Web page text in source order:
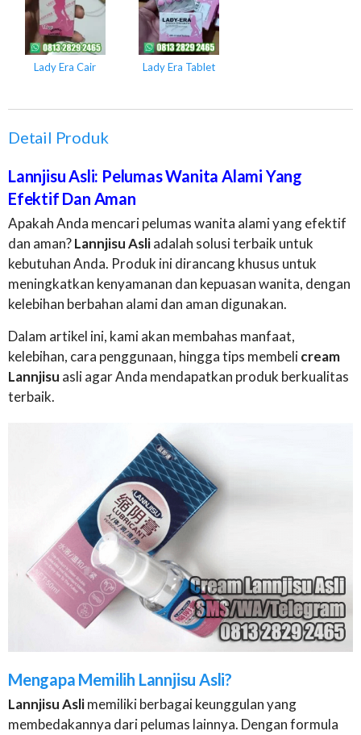
Lady Era Cair Lady Era Tablet
Detail Produk
Lannjisu Asli: Pelumas Wanita Alami Yang
Efektif Dan Aman
Apakah Anda mencari pelumas wanita alami yang efektif
dan aman?Lannjisu Asliadalah solusi terbaik untuk
kebutuhan Anda. Produk ini dirancang khusus untuk
meningkatkan kenyamanan dan kepuasan wanita, dengan
kelebihan berbahan alami dan aman digunakan.
Dalam artikel ini, kami akan membahas manfaat,
kelebihan, cara penggunaan, hingga tips membelicream
Lannjisu asli agar Anda mendapatkan produk berkualitas
terbaik.
Mengapa Memilih Lannjisu Asli?
Lannjisu Aslimemiliki berbagai keunggulan yang
membedakannya dari pelumas lainnya. Dengan formula